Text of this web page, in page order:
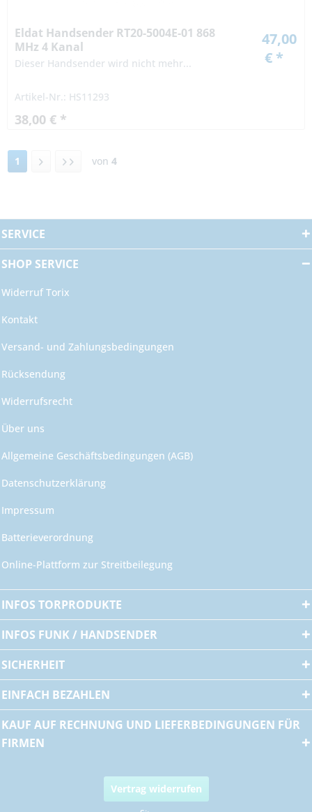
Eldat Handsender RT20-5004E-01 868
MHz 4 Kanal
Dieser Handsender wird nicht mehr...
Artikel-Nr.: HS11293
38,00 € *
47,00
€ *
1 von 4
SERVICE
SHOP SERVICE
Widerruf Torix
Kontakt
Versand- und Zahlungsbedingungen
Rücksendung
Widerrufsrecht
Über uns
Allgemeine Geschäftsbedingungen (AGB)
Datenschutzerklärung
Impressum
Batterieverordnung
Online-Plattform zur Streitbeilegung
INFOS TORPRODUKTE
INFOS FUNK / HANDSENDER
SICHERHEIT
EINFACH BEZAHLEN
KAUF AUF RECHNUNG UND LIEFERBEDINGUNGEN FÜR
FIRMEN
Vertrag widerrufen